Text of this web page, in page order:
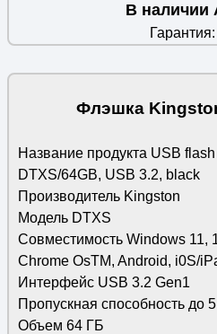
В наличии
Флэшка
Название продукта USB
DTXS/64GB, USB 3.2, black
Производитель Kingston
Модель DTXS
Совместимость Windows 11,
Chrome OsTM, Android, i0S/
Интерфейс USB 3.2 Gen1
Пропускная способность до
Объем 64 ГБ